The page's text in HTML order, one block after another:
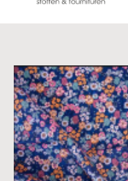
Katia
-
Poplin
Ecuatorian
Flowers
aantal